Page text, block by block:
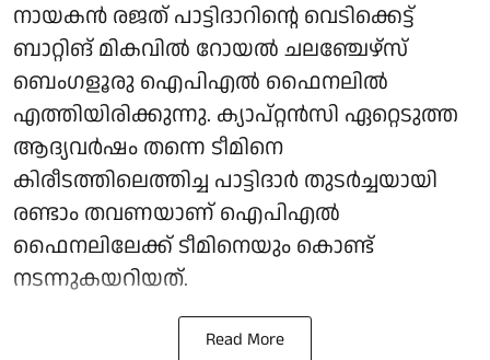
നായകൻ രജത് പാട്ടിദാറിന്റെ വെടിക്കെട്ട്
ബാറ്റിങ് മികവിൽ റോയൽ ചലഞ്ചേഴ്‌സ്
ബെംഗളൂരു ഐപിഎൽ ഫൈനലിൽ
എത്തിയിരിക്കുന്നു. ക്യാപ്റ്റൻസി ഏറ്റെടുത്ത
ആദ്യവർഷം തന്നെ ടീമിനെ
കിരീടത്തിലെത്തിച്ച പാട്ടിദാർ തുടർച്ചയായി
രണ്ടാം തവണയാണ് ഐപിഎൽ
ഫൈനലിലേക്ക് ടീമിനെയും കൊണ്ട്
നടന്നുകയറിയത്.
Read More